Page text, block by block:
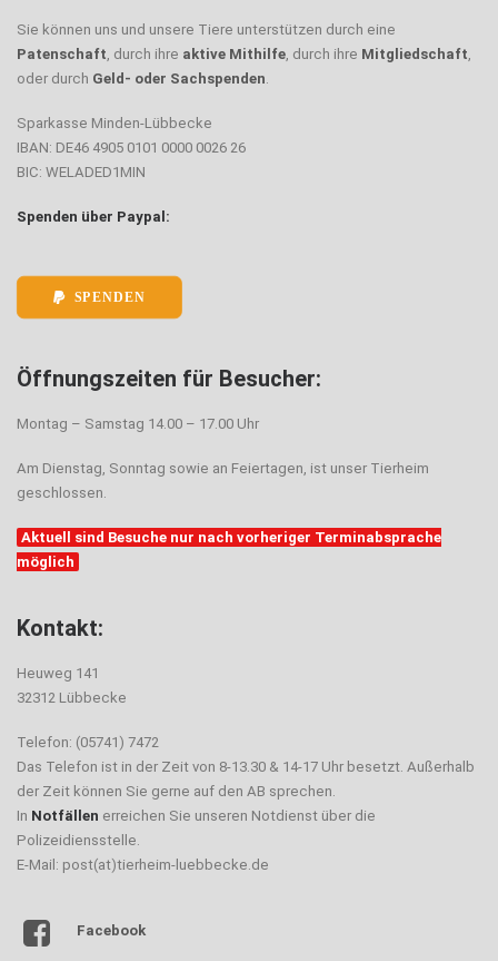
Sie können uns und unsere Tiere unterstützen durch eine
Patenschaft, durch ihre aktive Mithilfe, durch ihre Mitgliedschaft,
oder durch Geld- oder Sachspenden.
Sparkasse Minden-Lübbecke
IBAN: DE46 4905 0101 0000 0026 26
BIC: WELADED1MIN
Spenden über Paypal:
SPENDEN
Öffnungszeiten für Besucher:
Montag – Samstag 14.00 – 17.00 Uhr
Am Dienstag, Sonntag sowie an Feiertagen, ist unser Tierheim
geschlossen.
Aktuell sind Besuche nur nach vorheriger Terminabsprache
möglich
Kontakt:
Heuweg 141
32312 Lübbecke
Telefon: (05741) 7472
Das Telefon ist in der Zeit von 8-13.30 & 14-17 Uhr besetzt. Außerhalb
der Zeit können Sie gerne auf den AB sprechen.
In Notfällen erreichen Sie unseren Notdienst über die
Polizeidiensstelle.
E-Mail: post(at)tierheim-luebbecke.de
Facebook